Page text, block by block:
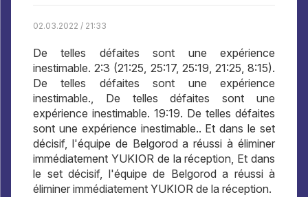
02.03.2022 / 21:33
De telles défaites sont une expérience
inestimable. 2:3 (21:25, 25:17, 25:19, 21:25, 8:15).
De telles défaites sont une expérience
inestimable., De telles défaites sont une
expérience inestimable. 19:19. De telles défaites
sont une expérience inestimable.. Et dans le set
décisif, l'équipe de Belgorod a réussi à éliminer
immédiatement YUKIOR de la réception, Et dans
le set décisif, l'équipe de Belgorod a réussi à
éliminer immédiatement YUKIOR de la réception.